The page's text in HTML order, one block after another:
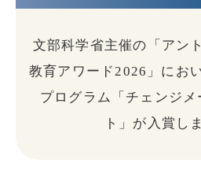
文部科学省主催の「アン
教育アワード2026」におい
プログラム「チェンジメ
ト」が入賞し